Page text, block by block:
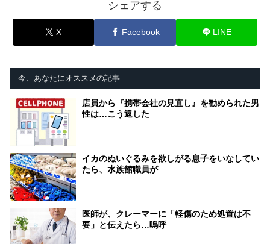
シェアする
X Facebook LINE
今、あなたにオススメの記事
店員から『携帯会社の見直し』を勧められた男
性は…こう返した
イカのぬいぐるみを欲しがる息子をいなしてい
たら、水族館職員が
医師が、クレーマーに「軽傷のため処置は不
要」と伝えたら…嗚呼